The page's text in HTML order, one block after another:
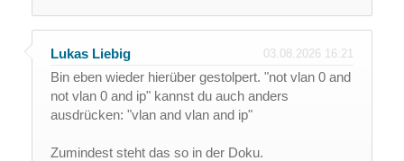
Lukas Liebig 03.08.2026 16:21
Bin eben wieder hierüber gestolpert. "not vlan 0 and
not vlan 0 and ip" kannst du auch anders
ausdrücken: "vlan and vlan and ip"
Zumindest steht das so in der Doku.